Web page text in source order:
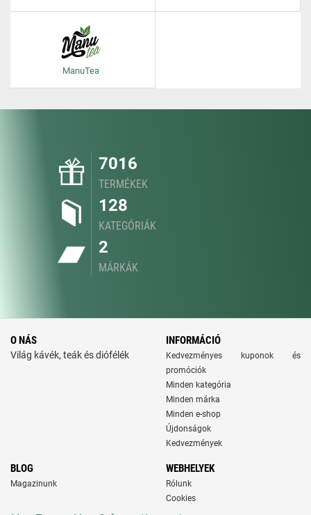
ManuTea
7016
TERMÉKEK
128
KATEGÓRIÁK
2
MÁRKÁK
O NÁS
Világ kávék, teák és diófélék
INFORMÁCIÓ
Kedvezményes kuponok és
promóciók
Minden kategória
Minden márka
Minden e-shop
Újdonságok
Kedvezmények
BLOG
Magazinunk
WEBHELYEK
Rólunk
Cookies